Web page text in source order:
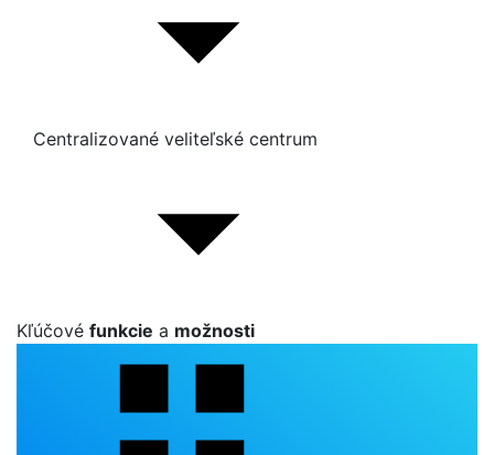
Centralizované veliteľské centrum
Kľúčové funkcie a možnosti